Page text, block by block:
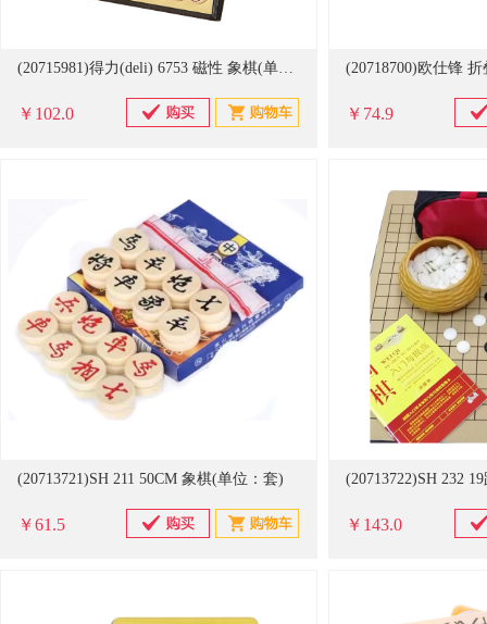
(20715981)得力(deli) 6753 磁性 象棋(单位：套)
￥102.0 ￥74.9
(20713721)SH 211 50CM 象棋(单位：套)
￥61.5
(20713722)SH 232
￥143.0